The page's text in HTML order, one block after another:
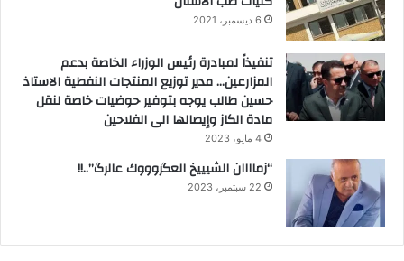
6 ديسمبر، 2021
تنفيذاً لمبادرة رئيس الوزراء الخاصة بدعم
المزارعين… مدير توزيع المنتجات النفطية الاستاذ
حسين طالب يوجه بتوفير حوضيات خاصة لنقل
مادة الكاز وإيصالها الى الفلاحين
4 مايو، 2023
“زماااان الشيييخ العگروووك عالرگ”..!!
22 سبتمبر، 2023